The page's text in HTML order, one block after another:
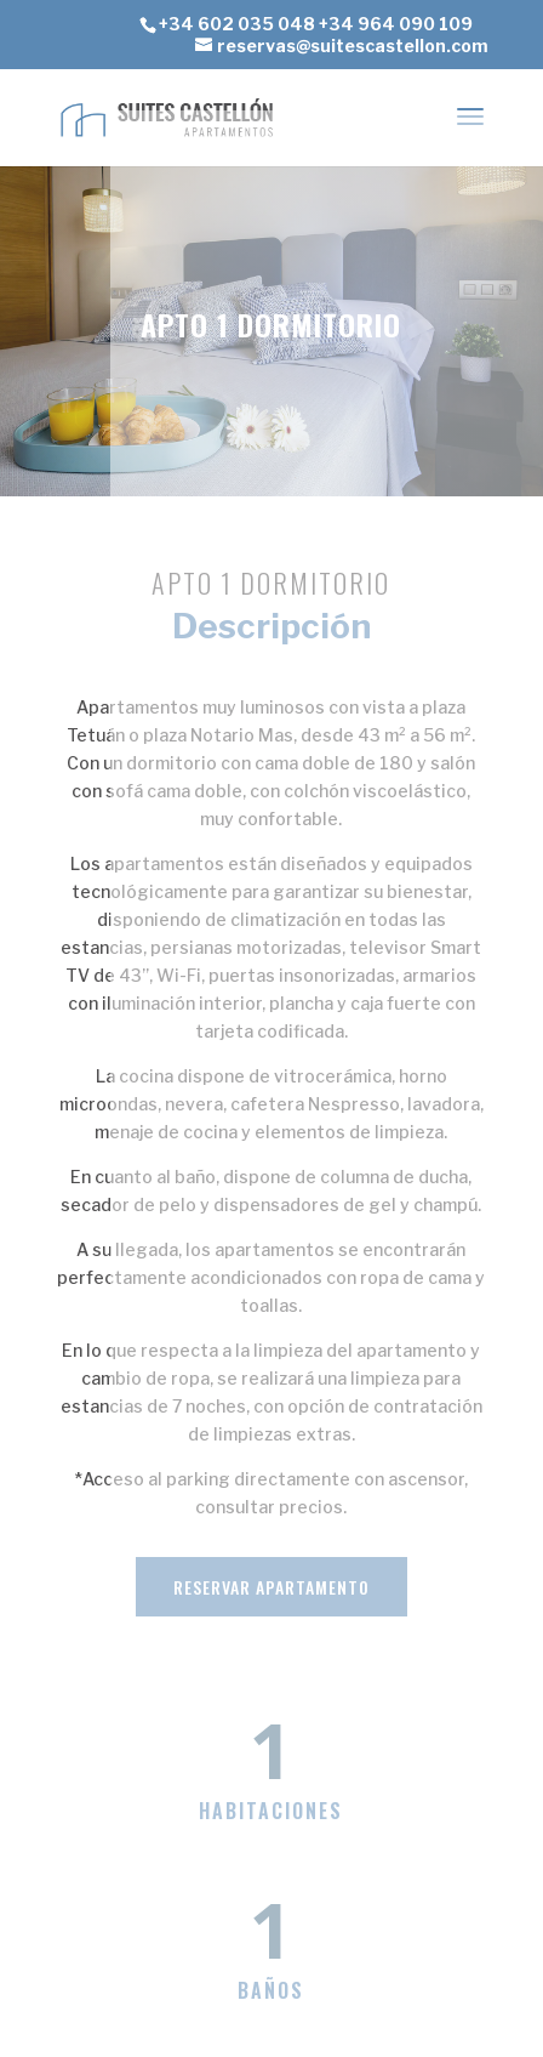
+34 602 035 048 +34 964 090 109
reservas@suitescastellon.com
APTO 1 DORMITORIO
APTO 1 DORMITORIO
Descripción
Apartamentos muy luminosos con vista a plaza
Tetuán o plaza Notario Mas, desde 43 m² a 56 m².
Con un dormitorio con cama doble de 180 y salón
con sofá cama doble, con colchón viscoelástico,
muy confortable.
Los apartamentos están diseñados y equipados
tecnológicamente para garantizar su bienestar,
disponiendo de climatización en todas las
estancias, persianas motorizadas, televisor Smart
TV de 43”, Wi-Fi, puertas insonorizadas, armarios
con iluminación interior, plancha y caja fuerte con
tarjeta codificada.
La cocina dispone de vitrocerámica, horno
microondas, nevera, cafetera Nespresso, lavadora,
menaje de cocina y elementos de limpieza.
En cuanto al baño, dispone de columna de ducha,
secador de pelo y dispensadores de gel y champú.
A su llegada, los apartamentos se encontrarán
perfectamente acondicionados con ropa de cama y
toallas.
En lo que respecta a la limpieza del apartamento y
cambio de ropa, se realizará una limpieza para
estancias de 7 noches, con opción de contratación
de limpiezas extras.
*Acceso al parking directamente con ascensor,
consultar precios.
RESERVAR APARTAMENTO
1
HABITACIONES
1
BAÑOS